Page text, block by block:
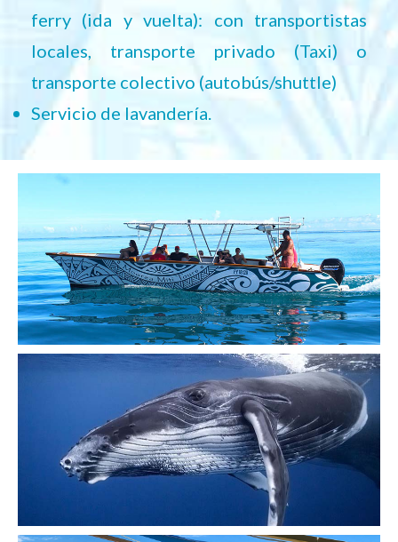
ferry (ida y vuelta): con transportistas
locales, transporte privado (Taxi) o
transporte colectivo (autobús/shuttle)
Servicio de lavandería.